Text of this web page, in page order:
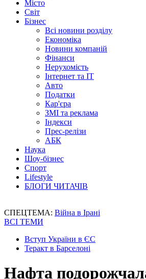
Місто
Світ
Бізнес
Всі новини розділу
Економіка
Новини компаній
Фінанси
Нерухомість
Інтернет та IT
Авто
Податки
Кар'єра
ЗМІ та реклама
Індекси
Прес-релізи
АБК
Наука
Шоу-бізнес
Спорт
Lifestyle
БЛОГИ ЧИТАЧІВ
СПЕЦТЕМА: Війна в Ірані
ВСІ ТЕМИ
Вступ України в ЄС
Теракт в Барселоні
Нафта